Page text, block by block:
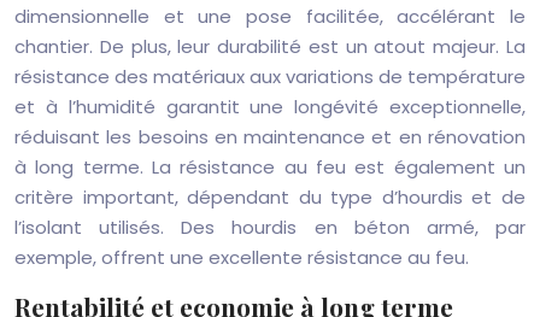
dimensionnelle et une pose facilitée, accélérant le
chantier. De plus, leur durabilité est un atout majeur. La
résistance des matériaux aux variations de température
et à l’humidité garantit une longévité exceptionnelle,
réduisant les besoins en maintenance et en rénovation
à long terme. La résistance au feu est également un
critère important, dépendant du type d’hourdis et de
l’isolant utilisés. Des hourdis en béton armé, par
exemple, offrent une excellente résistance au feu.
Rentabilité et economie à long terme